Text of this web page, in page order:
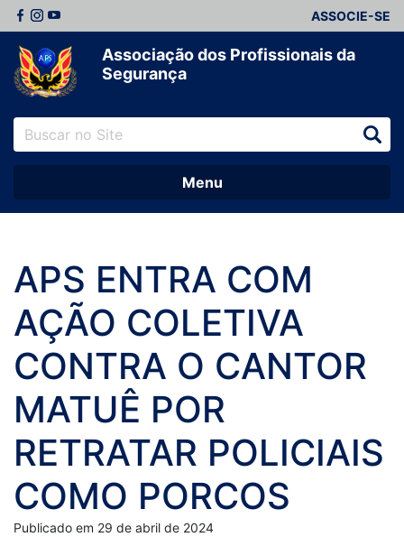
ASSOCIE-SE
Associação dos Profissionais da
Segurança
Menu
APS ENTRA COM
AÇÃO COLETIVA
CONTRA O CANTOR
MATUÊ POR
RETRATAR POLICIAIS
COMO PORCOS
Publicado em 29 de abril de 2024